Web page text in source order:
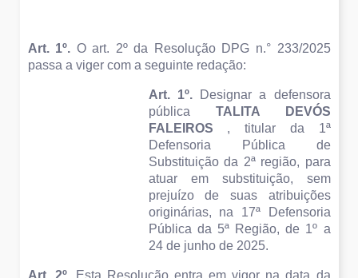
Art. 1º. O art. 2º da Resolução DPG n.° 233/2025
passa a viger com a seguinte redação:
Art. 1º.
Designar a defensora
pública TALITA DEVÓS
FALEIROS , titular da 1ª
Defensoria Pública de
Substituição da 2ª região, para
atuar em substituição, sem
prejuízo de suas atribuições
originárias, na 17ª Defensoria
Pública da 5ª Região, de 1º a
24 de junho de 2025.
Art. 2º. Esta Resolução entra em vigor na data da